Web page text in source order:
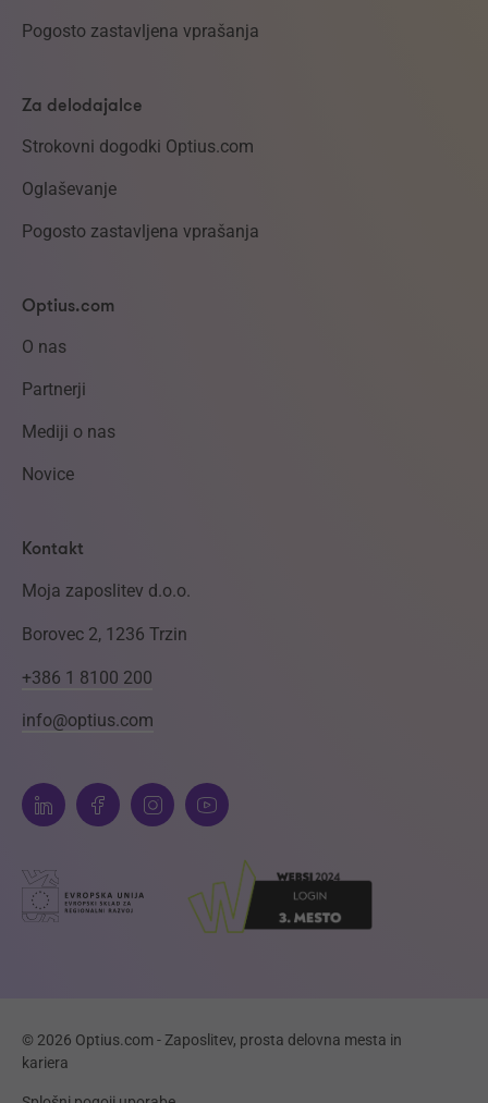
Pogosto zastavljena vprašanja
Za delodajalce
Strokovni dogodki Optius.com
Oglaševanje
Pogosto zastavljena vprašanja
Optius.com
O nas
Partnerji
Mediji o nas
Novice
Kontakt
Moja zaposlitev d.o.o.
Borovec 2, 1236 Trzin
+386 1 8100 200
info@optius.com
© 2026 Optius.com - Zaposlitev, prosta delovna mesta in
kariera